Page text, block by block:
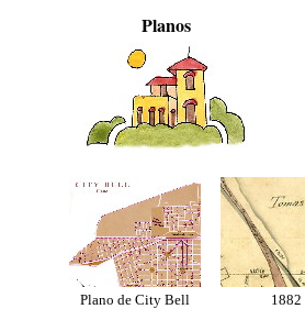
Planos
Plano de City Bell 1882